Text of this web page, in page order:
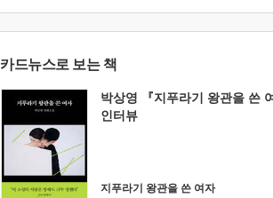
카드뉴스로 보는 책
박상영 『지푸라기 왕관을 쓴
인터뷰
지푸라기 왕관을 쓴 여자